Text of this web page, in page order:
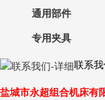
通用部件
专用夹具
联系
盐城市永超组合机床有